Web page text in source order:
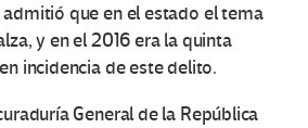
admitió que en el estado el tema
y en el 2016 era la quinta
incidencia de este delito.
General de la República